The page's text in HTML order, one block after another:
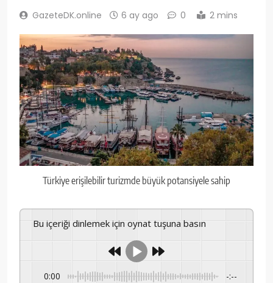
GazeteDK.online 6 ay ago 0 2 mins
Türkiye erişilebilir turizmde büyük potansiyele sahip
Bu içeriği dinlemek için oynat tuşuna basın
0:00 -:--